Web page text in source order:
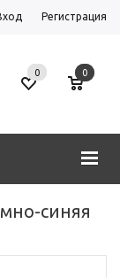
Регистрация
0 0
синяя